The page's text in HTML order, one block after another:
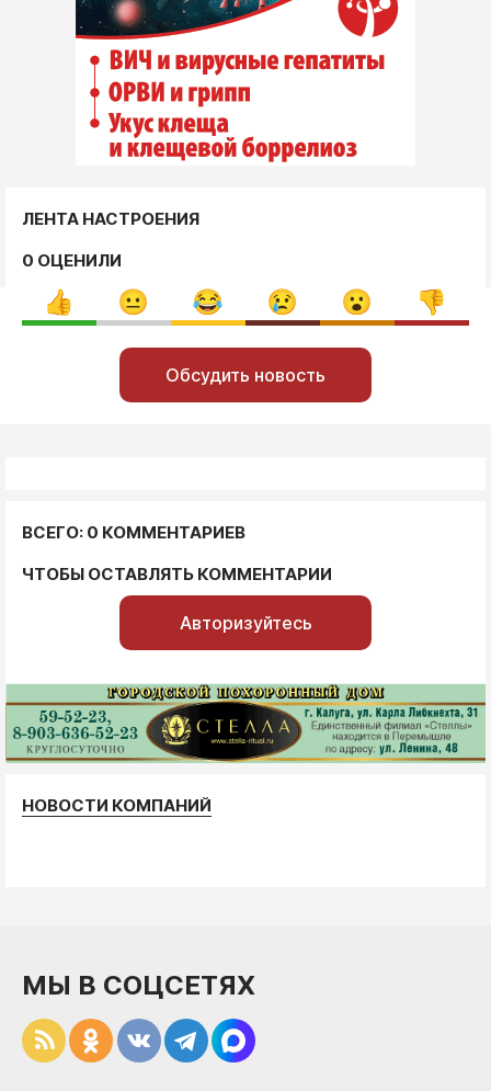
ЛЕНТА НАСТРОЕНИЯ
0 ОЦЕНИЛИ
Обсудить новость
ВСЕГО: 0 КОММЕНТАРИЕВ
ЧТОБЫ ОСТАВЛЯТЬ КОММЕНТАРИИ
Авторизуйтесь
НОВОСТИ КОМПАНИЙ
МЫ В СОЦСЕТЯХ